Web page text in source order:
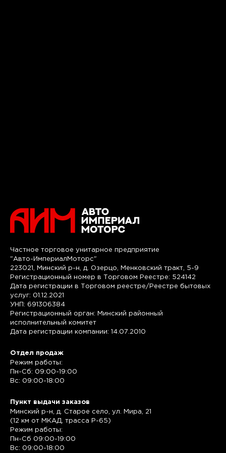
Частное торговое унитарное предприятие
"Авто-ИмпериалМоторс"
223021, Минский р-н, д. Озерцо, Менковский тракт, 5-9
Регистрационный номер в Торговом Реестре: 524142
Дата регистрации в Торговом реестре/Реестре бытовых
услуг: 01.12.2021
УНП: 691306384
Регистрационный орган: Минский районный
исполнительный комитет
Дата регистрации компании: 14.07.2010
Отдел продаж
Режим работы:
Пн-Сб: 09:00-19:00
Вс: 09:00-18:00
Пункт выдачи заказов
Минский р-н, д. Старое село, ул. Мира, 21
(12 км от МКАД, трасса P-65)
Режим работы:
Пн-Сб 09:00-19:00
Вс: 09:00-18:00